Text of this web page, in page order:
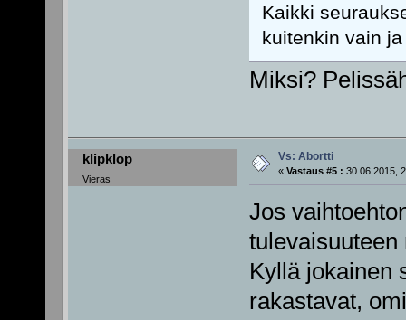
Kaikki
kuitenkin vain
Miksi?
klipklop
Vieras
Vs: Abortti
« Vastaus #5 : 30.06.2015,
Jos
tulevaisuuteen
Kyllä jokainen
rakastavat,